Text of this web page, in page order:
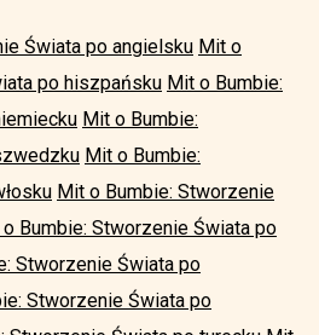
Świata po angielsku Mit o
po hiszpańsku Mit o Bumbie:
Mit o Bumbie:
Mit o Bumbie:
Mit o Bumbie: Stworzenie
Bumbie: Stworzenie Świata po
Stworzenie Świata po
Stworzenie Świata po